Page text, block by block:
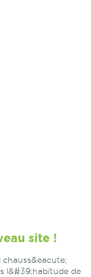
site !
l&#39;habitude de